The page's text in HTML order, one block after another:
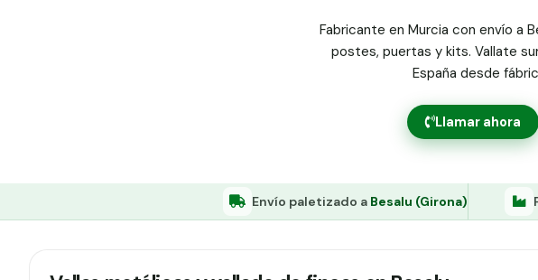
Fabricante en Murcia con envío a
postes, puertas y kits. Vallate
España desde
Llamar ahora
Envío paletizado a Besalu (Girona)